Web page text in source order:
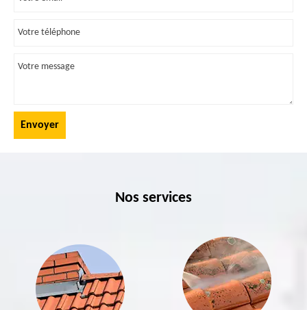
Nos services